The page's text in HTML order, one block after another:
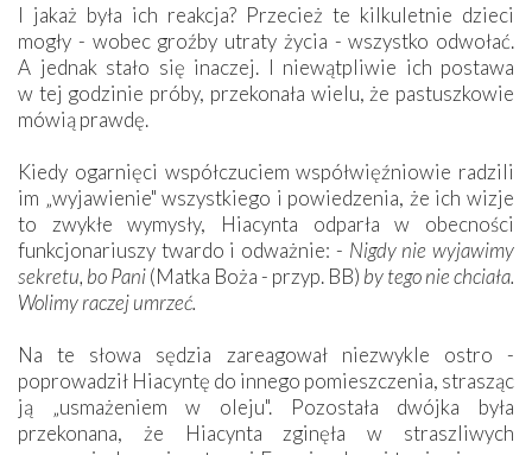
I jakaż była ich reakcja? Przecież te kilkuletnie dzieci
mogły - wobec groźby utraty życia - wszystko odwołać.
A jednak stało się inaczej. I niewątpliwie ich postawa
w tej godzinie próby, przekonała wielu, że pastuszkowie
mówią prawdę.
Kiedy ogarnięci współczuciem współwięźniowie radzili
im „wyjawienie" wszystkiego i powiedzenia, że ich wizje
to zwykłe wymysły, Hiacynta odparła w obecności
funkcjonariuszy twardo i odważnie: - Nigdy nie wyjawimy
sekretu, bo Pani(Matka Boża - przyp. BB) by tego nie chciała.
Wolimy raczej umrzeć.
Na te słowa sędzia zareagował niezwykle ostro -
poprowadził Hiacyntę do innego pomieszczenia, strasząc
ją „usmażeniem w oleju". Pozostała dwójka była
przekonana, że Hiacynta zginęła w straszliwych